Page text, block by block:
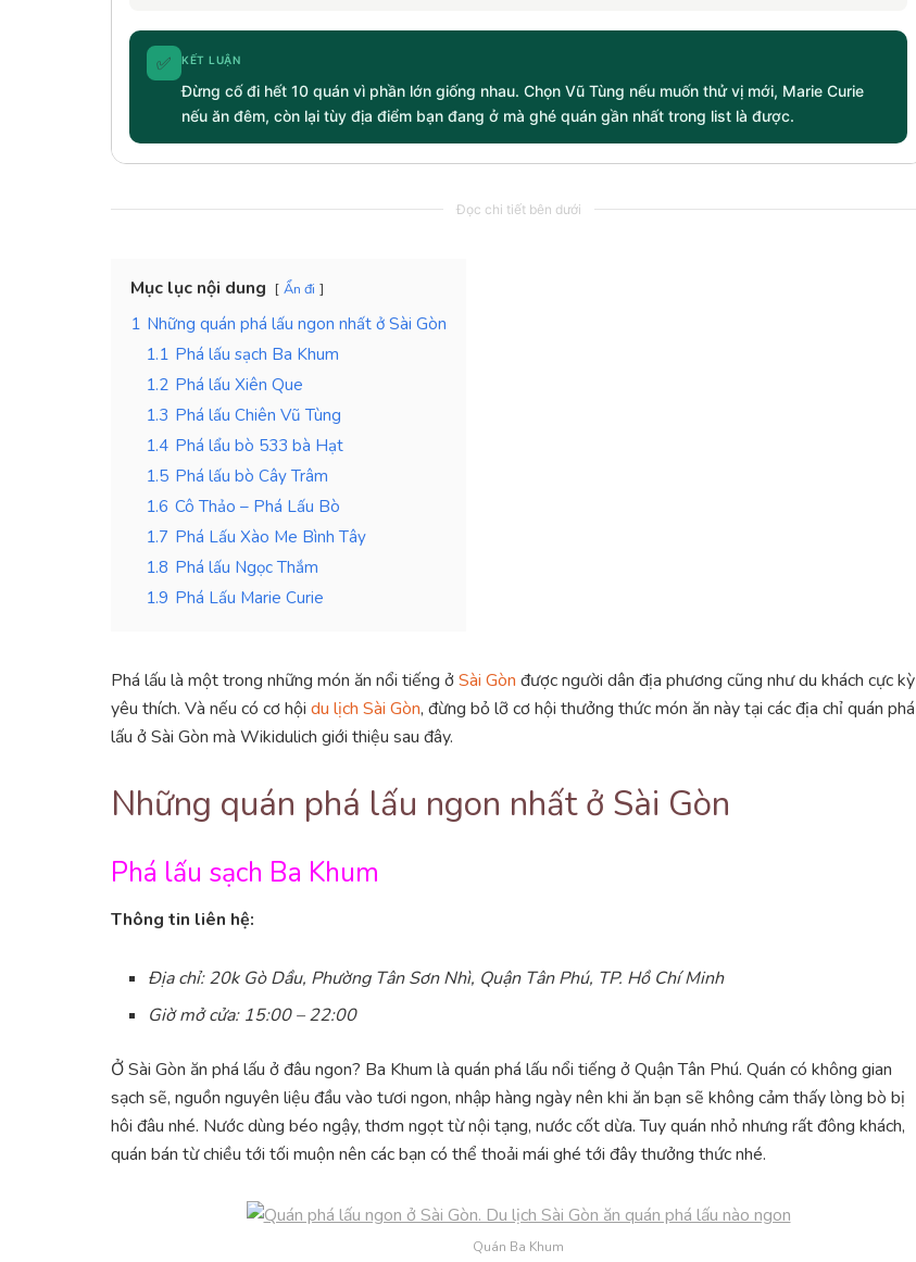
✅ KẾT LUẬN
Đừng cố đi hết 10 quán vì phần lớn giống nhau. Chọn Vũ Tùng nếu muốn thử vị mới, Marie Curie
nếu ăn đêm, còn lại tùy địa điểm bạn đang ở mà ghé quán gần nhất trong list là được.
Đọc chi tiết bên dưới
Mục lục nội dung Ẩn đi
1 Những quán phá lấu ngon nhất ở Sài Gòn
1.1 Phá lấu sạch Ba Khum
1.2 Phá lấu Xiên Que
1.3 Phá lấu Chiên Vũ Tùng
1.4 Phá lẩu bò 533 bà Hạt
1.5 Phá lấu bò Cây Trâm
1.6 Cô Thảo – Phá Lấu Bò
1.7 Phá Lấu Xào Me Bình Tây
1.8 Phá lấu Ngọc Thắm
1.9 Phá Lấu Marie Curie
Phá lấu là một trong những món ăn nổi tiếng ởSài Gòn được người dân địa phương cũng như du khách cực kỳ
yêu thích. Và nếu có cơ hội du lịch Sài Gòn, đừng bỏ lỡ cơ hội thưởng thức món ăn này tại các địa chỉ quán phá
lấu ở Sài Gòn mà Wikidulich giới thiệu sau đây.
Những quán phá lấu ngon nhất ở Sài Gòn
Phá lấu sạch Ba Khum
Thông tin liên hệ:
Địa chỉ: 20k Gò Dầu, Phường Tân Sơn Nhì, Quận Tân Phú, TP. Hồ Chí Minh
Giờ mở cửa: 15:00 – 22:00
Ở Sài Gòn ăn phá lấu ở đâu ngon? Ba Khum là quán phá lấu nổi tiếng ở Quận Tân Phú. Quán có không gian
sạch sẽ, nguồn nguyên liệu đầu vào tươi ngon, nhập hàng ngày nên khi ăn bạn sẽ không cảm thấy lòng bò bị
hôi đâu nhé. Nước dùng béo ngậy, thơm ngọt từ nội tạng, nước cốt dừa. Tuy quán nhỏ nhưng rất đông khách,
quán bán từ chiều tới tối muộn nên các bạn có thể thoải mái ghé tới đây thưởng thức nhé.
Quán Ba Khum